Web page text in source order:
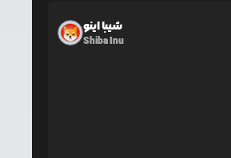
شیبا اینو
Shiba Inu